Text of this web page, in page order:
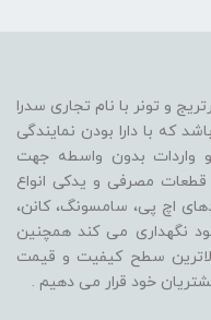
و تونر با نام تجاری سدرا
که با دارا بودن نمایندگی
واردات بدون واسطه جهت
مصرفی و یدکی انواع
از 2000 کالا از برندهای اچ پی، سامسونگ، کانن،
نگهداری می کند همچنین
بالاترین سطح کیفیت و قیمت
خود قرار می دهیم .